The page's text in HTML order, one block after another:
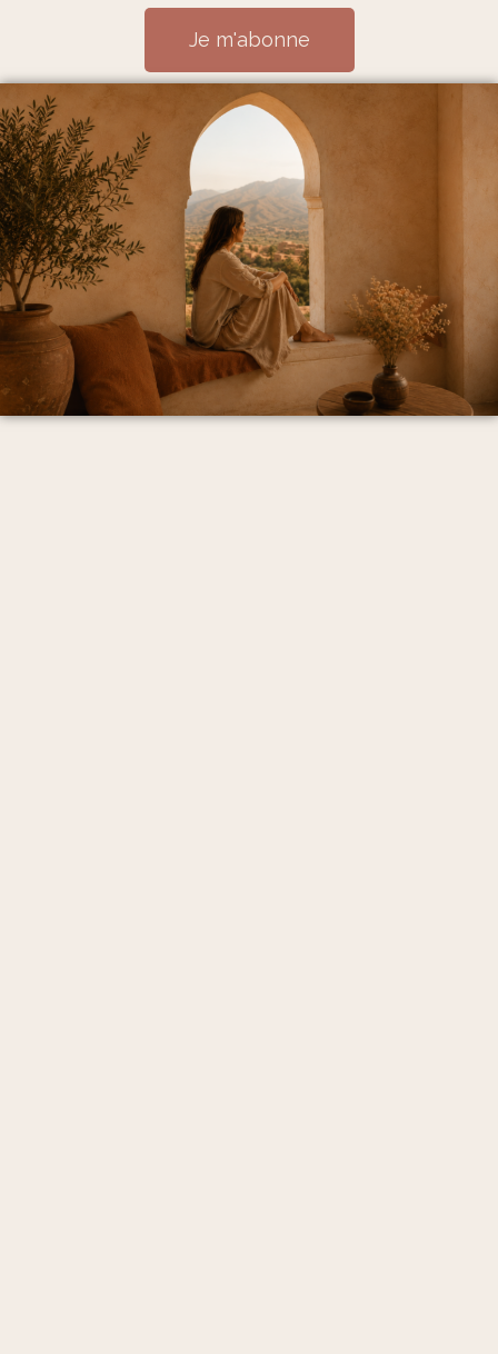
Je m'abonne
Mentions Légales et politique de confidentialité